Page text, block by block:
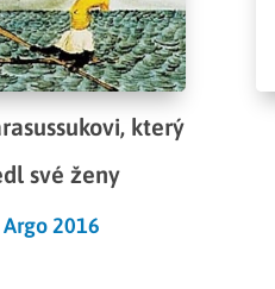
který
své ženy
Argo 2016